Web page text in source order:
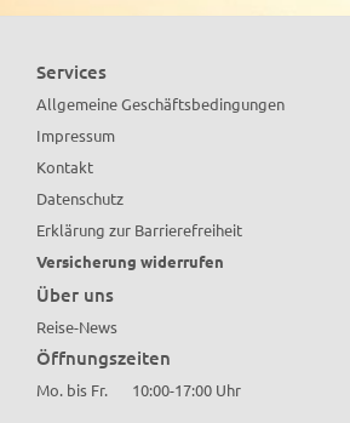
Services
Allgemeine Geschäftsbedingungen
Impressum
Kontakt
Datenschutz
Erklärung zur Barrierefreiheit
Versicherung widerrufen
Über uns
Reise-News
Öffnungszeiten
Mo. bis Fr. 10:00-17:00 Uhr